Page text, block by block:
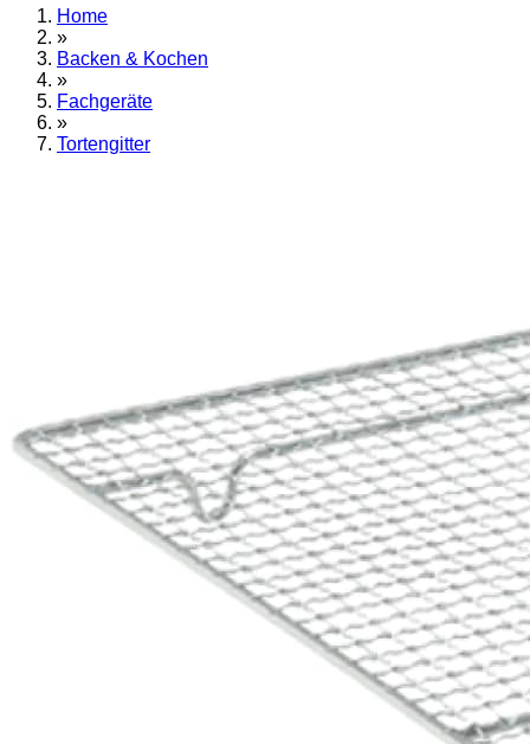
Home
»
Backen & Kochen
»
Fachgeräte
»
Tortengitter